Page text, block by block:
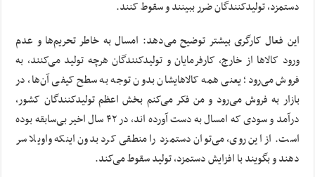
دستمزد، تولیدکنندگان ضرر ببینند و سقوط کنند.
این فعال کارگری بیشتر توضیح می‌دهد: امسال به خاطر تحریم‌ها و عدم
ورود کالاها از خارج، کارفرمایان و تولیدکنندگان هرچه تولید می‌کنند، به
فروش می‌رود؛ یعنی همه کالاهایشان بدون توجه به سطح کیفی آن‌ها، در
بازار به فروش می‌رود و من فکر می‌کنم بخش اعظم تولیدکنندگان کشور،
درآمد و سودی که امسال به دست آورده اند، در ۴۲ سال اخیر بی‌سابقه بوده
است. از این روی، می‌توان دستمزد را منطقی کرد بدون اینکه واویلا سر
دهند و بگویند با افزایش دستمزد، تولید سقوط می‌کند.